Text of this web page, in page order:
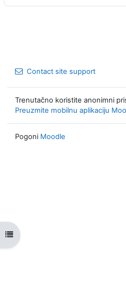
Prikaži navigaciju
Contact site support
Trenutačno koristite anonimni
Preuzmite mobilnu aplikaciju
Pogoni Moodle